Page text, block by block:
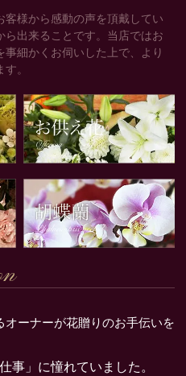
様から感動の声を頂戴してい
ら出来ることです。当店ではお
細かくお伺いした上で、より
。
ーナーが花贈りのお手伝いを
事」に憧れていました。